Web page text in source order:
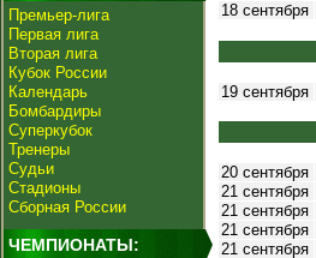
Премьер-лига
Первая лига
Вторая лига
Кубок России
Календарь
Бомбардиры
Суперкубок
Тренеры
Судьи
Стадионы
Сборная России
ЧЕМПИОНАТЫ:
18 сентября
19 сентября
20 сентября
21 сентября
21 сентября
21 сентября
21 сентября